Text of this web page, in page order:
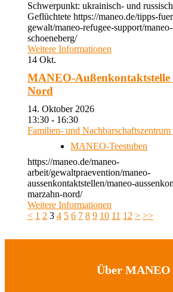
Schwerpunkt: ukrainisch- und
Geflüchtete https://maneo.de/tipps-
gewalt/maneo-refugee-support/
schoeneberg/
Weitere Informationen
14 Okt.
MANEO-
Nord
14. Oktober 2026
13:30 - 16:30
Familien- und
MANEO-Teestuben
https://maneo.de/maneo-
arbeit/gewaltpraevention/maneo-
aussenkontaktstellen/maneo-
marzahn-nord/
Weitere Informationen
< 1 2 3 4 5 6 7 8 9 10 11 12 > >>
Über MANEO